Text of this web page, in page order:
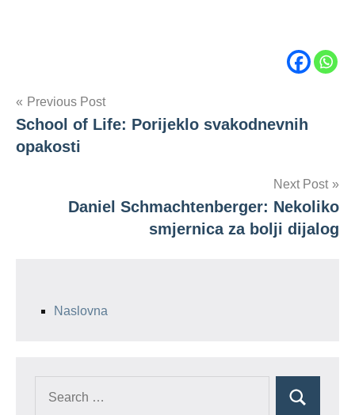
TagsCaitlin
Johnstone
ekosistem
Post
navigation
Previous Post
School of Life: Porijeklo svakodnevnih
opakosti
Next Post
Daniel Schmachtenberger: Nekoliko
smjernica za bolji dijalog
Naslovna
Search